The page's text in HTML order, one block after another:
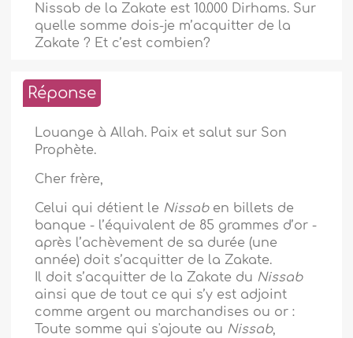
Nissab de la Zakate est 10.000 Dirhams. Sur
quelle somme dois-je m’acquitter de la
Zakate ? Et c’est combien?
Réponse
Louange à Allah. Paix et salut sur Son
Prophète.
Cher frère,
Celui qui détient le Nissaben billets de
banque - l’équivalent de 85 grammes d’or -
après l’achèvement de sa durée (une
année) doit s’acquitter de la Zakate.
Il doit s’acquitter de la Zakate du Nissab
ainsi que de tout ce qui s’y est adjoint
comme argent ou marchandises ou or :
Toute somme qui s'ajoute au Nissab,